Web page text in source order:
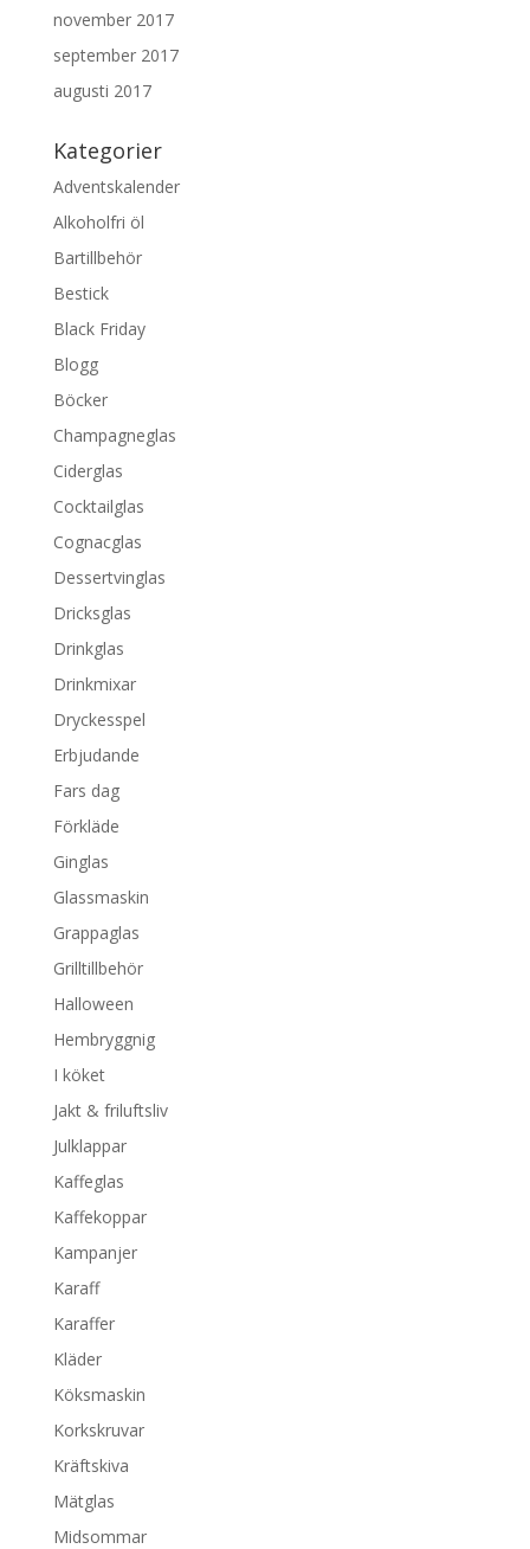
november 2017
september 2017
augusti 2017
Kategorier
Adventskalender
Alkoholfri öl
Bartillbehör
Bestick
Black Friday
Blogg
Böcker
Champagneglas
Ciderglas
Cocktailglas
Cognacglas
Dessertvinglas
Dricksglas
Drinkglas
Drinkmixar
Dryckesspel
Erbjudande
Fars dag
Förkläde
Ginglas
Glassmaskin
Grappaglas
Grilltillbehör
Halloween
Hembryggnig
I köket
Jakt & friluftsliv
Julklappar
Kaffeglas
Kaffekoppar
Kampanjer
Karaff
Karaffer
Kläder
Köksmaskin
Korkskruvar
Kräftskiva
Mätglas
Midsommar